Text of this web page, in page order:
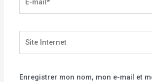
mail*
Internet
Enregistrer mon nom, mon e-mail et